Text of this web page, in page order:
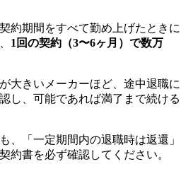
約期間をすべて勤め上げたときに
1回の契約（3〜6ヶ月）で数万
大きいメーカーほど、途中退職に
し、可能であれば満了まで続ける
、「一定期間内の退職時は返還」
約書を必ず確認してください。